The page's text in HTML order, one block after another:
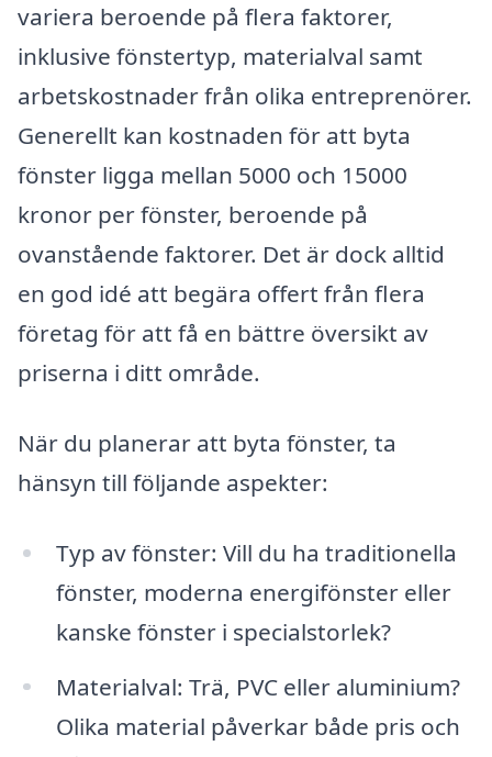
variera beroende på flera faktorer,
inklusive fönstertyp, materialval samt
arbetskostnader från olika entreprenörer.
Generellt kan kostnaden för att byta
fönster ligga mellan 5000 och 15000
kronor per fönster, beroende på
ovanstående faktorer. Det är dock alltid
en god idé att begära offert från flera
företag för att få en bättre översikt av
priserna i ditt område.
När du planerar att byta fönster, ta
hänsyn till följande aspekter:
Typ av fönster: Vill du ha traditionella
fönster, moderna energifönster eller
kanske fönster i specialstorlek?
Materialval: Trä, PVC eller aluminium?
Olika material påverkar både pris och